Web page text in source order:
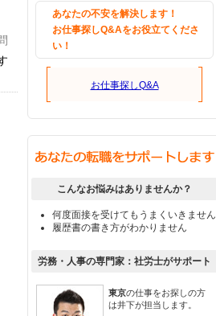
あなたの不安を解決します！
お仕事探しQ&Aをお役立てくださ
い！
お仕事探しQ&A
こんなお悩みはありませんか？
何度面接を受けてもうまくいきません
履歴書の書き方がわかりません
労務・人事の専門家：社労士がサポート
東京の仕事をお探しの方
は井下が担当します。